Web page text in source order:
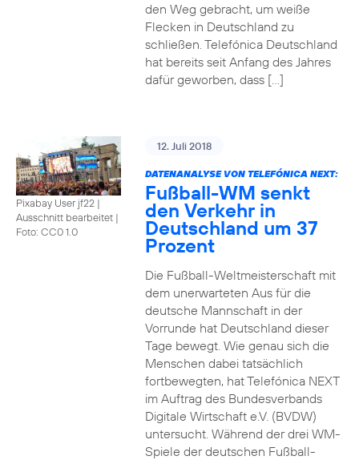
den Weg gebracht, um weiße
Flecken in Deutschland zu
schließen. Telefónica Deutschland
hat bereits seit Anfang des Jahres
dafür geworben, dass […]
Pixabay User jf22 |
Ausschnitt bearbeitet |
Foto: CC0 1.0
12. Juli 2018
DATENANALYSE VON TELEFÓNICA NEXT:
Fußball-WM senkt
den Verkehr in
Deutschland um 37
Prozent
Die Fußball-Weltmeisterschaft mit
dem unerwarteten Aus für die
deutsche Mannschaft in der
Vorrunde hat Deutschland dieser
Tage bewegt. Wie genau sich die
Menschen dabei tatsächlich
fortbewegten, hat Telefónica NEXT
im Auftrag des Bundesverbands
Digitale Wirtschaft e.V. (BVDW)
untersucht. Während der drei WM-
Spiele der deutschen Fußball-